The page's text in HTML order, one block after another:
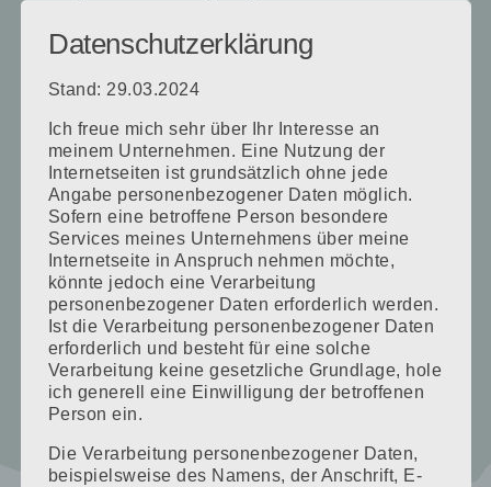
anzupassen, damit du lange nach deinem Besuch
bei mir Freude damit hast.
Ein individuelles abgestimmtes Augenservice, wie
Wimpern und Augenbrauen färben und zupfen darf
natürlich auch nicht fehlen.
Ich arbeite hauptsächlich mit Schwarzkopf
Professional Produkten.
Gleich einen Termin vereinbaren!
Datenschutzerklärung
Stand: 29.03.2024
Ich freue mich sehr über Ihr Interesse an
meinem Unternehmen. Eine Nutzung der
Internetseiten ist grundsätzlich ohne jede
Angabe personenbezogener Daten möglich.
Sofern eine betroffene Person besondere
Services meines Unternehmens über meine
Internetseite in Anspruch nehmen möchte,
könnte jedoch eine Verarbeitung
personenbezogener Daten erforderlich werden.
Ist die Verarbeitung personenbezogener Daten
erforderlich und besteht für eine solche
Verarbeitung keine gesetzliche Grundlage, hole
ich generell eine Einwilligung der betroffenen
Person ein.
Die Verarbeitung personenbezogener Daten,
beispielsweise des Namens, der Anschrift, E-